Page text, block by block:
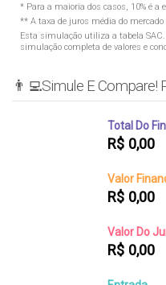
* Para a maioria dos casos, 10% é
** A taxa de juros média do mercado
Esta simulação utiliza a tabela SAC
simulação completa de valores e
👨‍💻Simule E Compare!
Total Do
R$ 0,00
Valor
R$ 0,00
Valor Do
R$ 0,00